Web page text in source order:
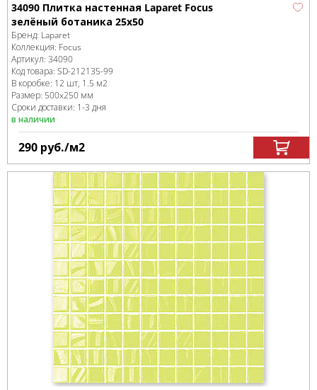
34090 Плитка настенная Laparet Focus
зелёный ботаника 25х50
Бренд: Laparet
Коллекция: Focus
Артикул: 34090
Код товара: SD-212135-99
В коробке: 12 шт, 1.5 м2
Размер: 500x250 мм
Сроки доставки: 1-3 дня
в наличии
290 руб./м2